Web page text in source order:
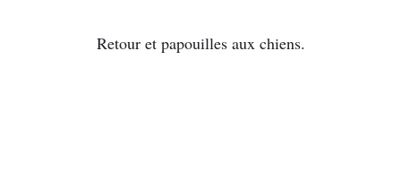
Retour et papouilles aux chiens.